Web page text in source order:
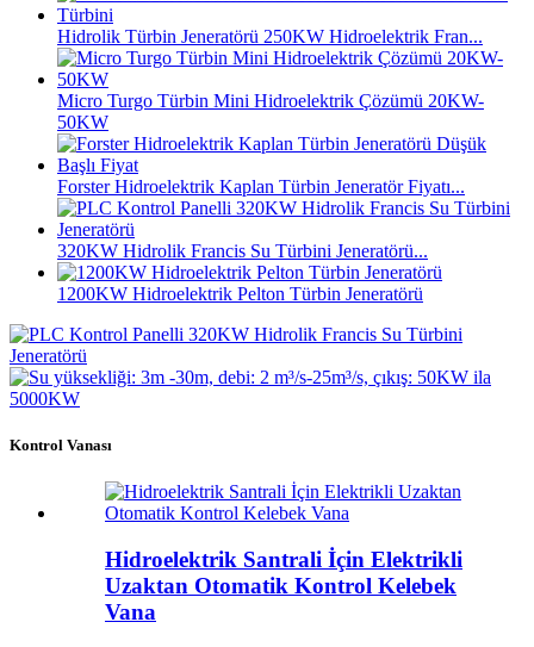
Hidrolik Türbin Jeneratörü 250KW Hidroelektrik Fran...
Micro Turgo Türbin Mini Hidroelektrik Çözümü 20KW-
50KW
Forster Hidroelektrik Kaplan Türbin Jeneratör Fiyatı...
320KW Hidrolik Francis Su Türbini Jeneratörü...
1200KW Hidroelektrik Pelton Türbin Jeneratörü
Kontrol Vanası
Hidroelektrik Santrali İçin Elektrikli
Uzaktan Otomatik Kontrol Kelebek
Vana